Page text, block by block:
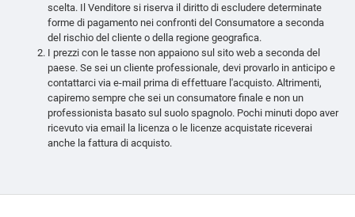
scelta. Il Venditore si riserva il diritto di escludere determinate
forme di pagamento nei confronti del Consumatore a seconda
del rischio del cliente o della regione geografica.
I prezzi con le tasse non appaiono sul sito web a seconda del
paese. Se sei un cliente professionale, devi provarlo in anticipo e
contattarci via e-mail prima di effettuare l'acquisto. Altrimenti,
capiremo sempre che sei un consumatore finale e non un
professionista basato sul suolo spagnolo. Pochi minuti dopo aver
ricevuto via email la licenza o le licenze acquistate riceverai
anche la fattura di acquisto.